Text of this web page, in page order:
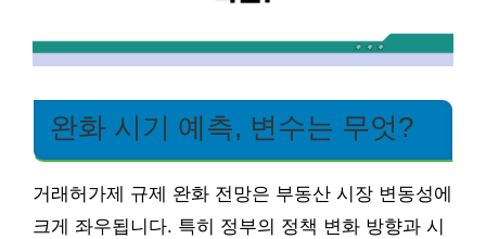
완화 시기 예측, 변수는 무엇?
거래허가제 규제 완화 전망은 부동산 시장 변동성에
크게 좌우됩니다. 특히 정부의 정책 변화 방향과 시